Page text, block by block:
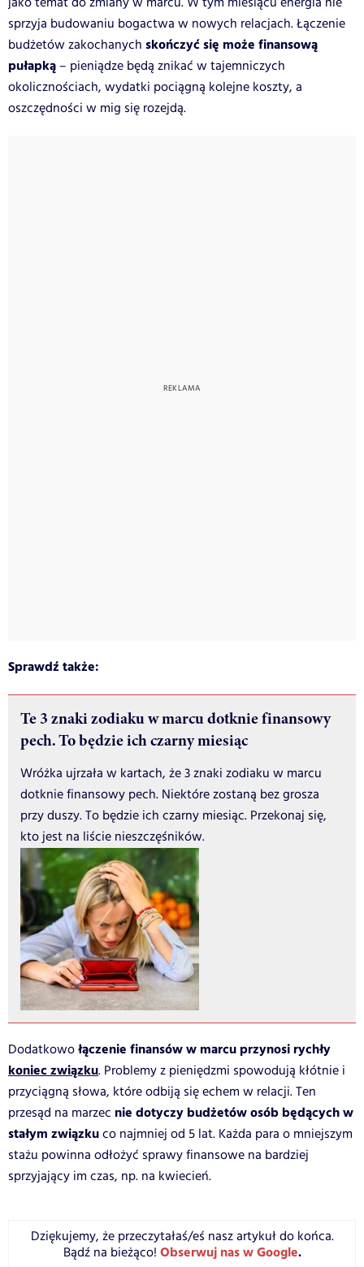
sprzyja budowaniu bogactwa w nowych relacjach. Łączenie
budżetów zakochanych skończyć się może finansową
pułapką – pieniądze będą znikać w tajemniczych
okolicznościach, wydatki pociągną kolejne koszty, a
oszczędności w mig się rozejdą.
Sprawdź także:
Te 3 znaki zodiaku w marcu dotknie finansowy
pech. To będzie ich czarny miesiąc
Wróżka ujrzała w kartach, że 3 znaki zodiaku w marcu
dotknie finansowy pech. Niektóre zostaną bez grosza
przy duszy. To będzie ich czarny miesiąc. Przekonaj się,
kto jest na liście nieszczęśników.
Dodatkowołączenie finansów w marcu przynosi rychły
koniec związku. Problemy z pieniędzmi spowodują kłótnie i
przyciągną słowa, które odbiją się echem w relacji. Ten
przesąd na marzec nie dotyczy budżetów osób będących w
stałym związkuco najmniej od 5 lat. Każda para o mniejszym
stażu powinna odłożyć sprawy finansowe na bardziej
sprzyjający im czas, np. na kwiecień.
Dziękujemy, że przeczytałaś/eś nasz artykuł do końca.
Bądź na bieżąco! Obserwuj nas w Google.